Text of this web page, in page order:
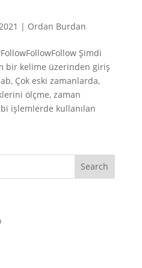
| Ordan Burdan
Şimdi
bir kelime üzerinden giriş
Çok eski zamanlarda,
ölçme, zaman
işlemlerde kullanılan